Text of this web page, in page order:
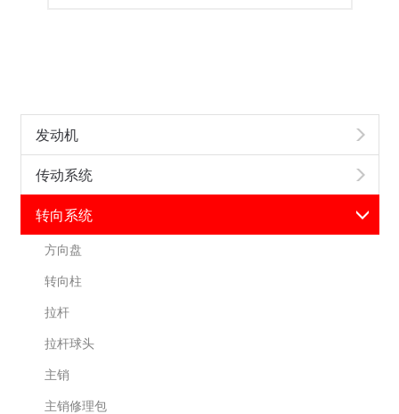
发动机
传动系统
转向系统
方向盘
转向柱
拉杆
拉杆球头
主销
主销修理包